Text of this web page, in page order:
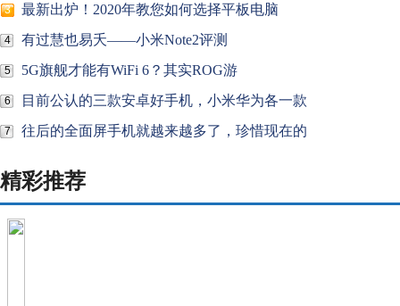
3 最新出炉！2020年教您如何选择平板电脑
4 有过慧也易夭——小米Note2评测
5 5G旗舰才能有WiFi 6？其实ROG游
6 目前公认的三款安卓好手机，小米华为各一款
7 往后的全面屏手机就越来越多了，珍惜现在的
精彩推荐